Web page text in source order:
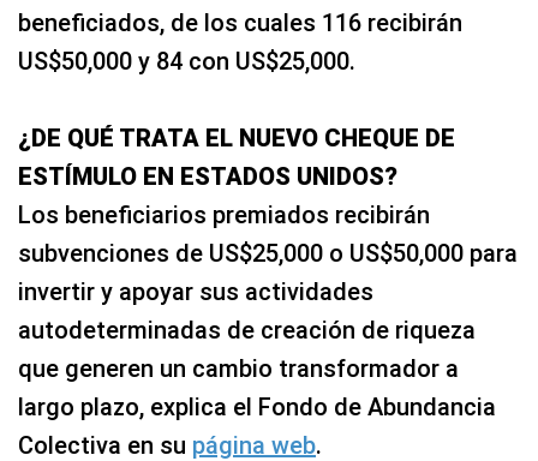
beneficiados, de los cuales 116 recibirán
US$50,000 y 84 con US$25,000.
¿DE QUÉ TRATA EL NUEVO CHEQUE DE
ESTÍMULO EN ESTADOS UNIDOS?
Los beneficiarios premiados recibirán
subvenciones de US$25,000 o US$50,000 para
invertir y apoyar sus actividades
autodeterminadas de creación de riqueza
que generen un cambio transformador a
largo plazo, explica el Fondo de Abundancia
Colectiva en su página web.